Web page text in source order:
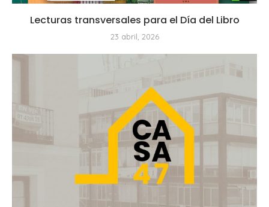
Lecturas transversales para el Día del Libro
23 abril, 2026